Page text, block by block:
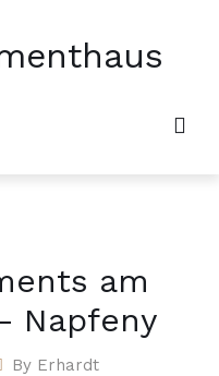
am
Napfeny
By Erhardt